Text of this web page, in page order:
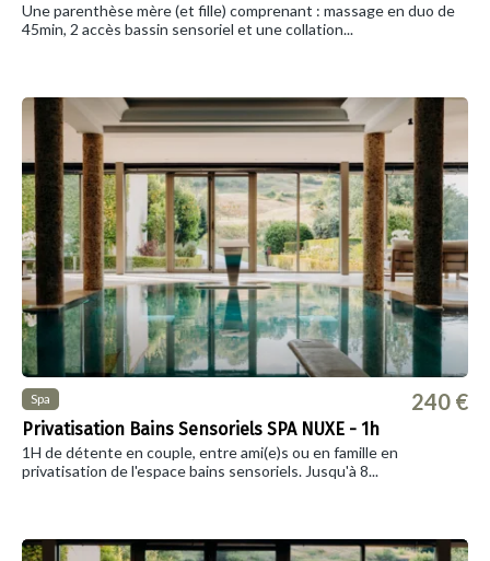
Une parenthèse mère (et fille) comprenant : massage en duo de
45min, 2 accès bassin sensoriel et une collation...
Spa
Privatisation Bains Sensoriels SPA NUXE - 1h
240 €
1H de détente en couple, entre ami(e)s ou en famille en
privatisation de l'espace bains sensoriels. Jusqu'à 8...